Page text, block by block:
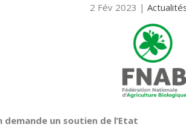
2 Fév 2023 |
demande un soutien de l’Etat